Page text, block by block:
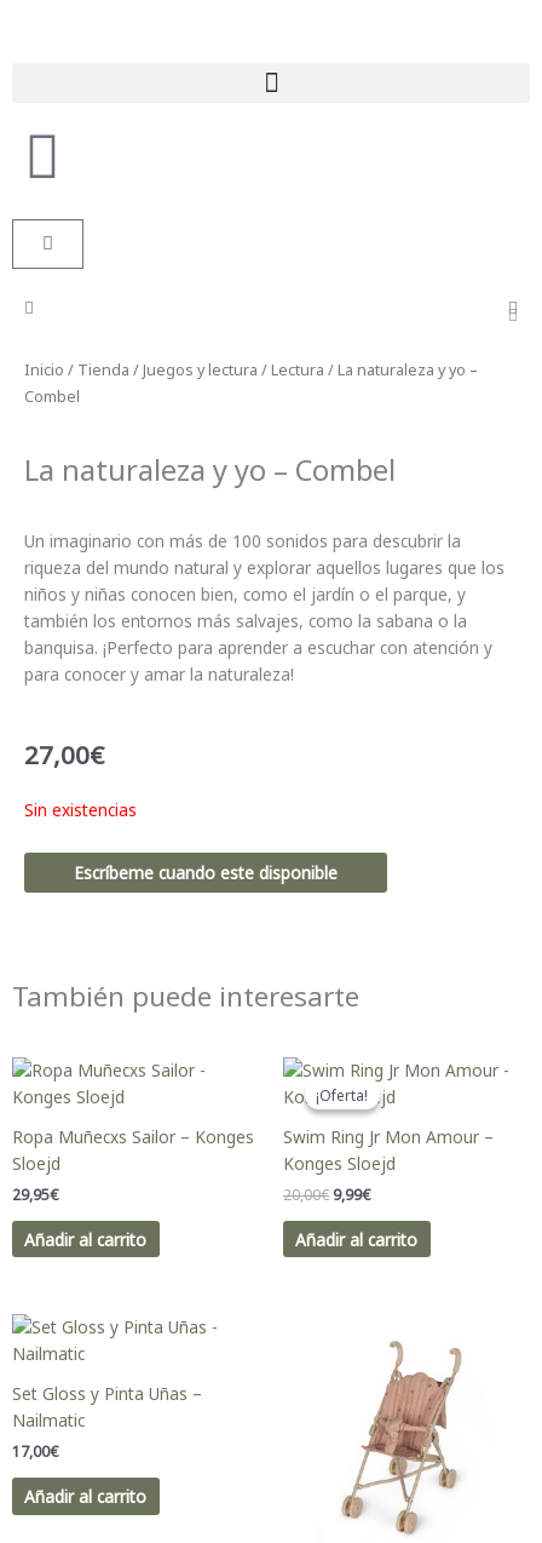
Carrito
Inicio / Tienda / Juegos y lectura / Lectura / La naturaleza y yo –
Combel
La naturaleza y yo – Combel
Un imaginario con más de 100 sonidos para descubrir la
riqueza del mundo natural y explorar aquellos lugares que los
niños y niñas conocen bien, como el jardín o el parque, y
también los entornos más salvajes, como la sabana o la
banquisa. ¡Perfecto para aprender a escuchar con atención y
para conocer y amar la naturaleza!
27,00€
Sin existencias
Escríbeme cuando este disponible
También puede interesarte
Ropa Muñecxs Sailor – Konges
Sloejd
29,95€
Añadir al carrito
¡Oferta!
¡Oferta!
Swim Ring Jr Mon Amour –
Konges Sloejd
20,00€
El
precio
original
20,00€.
9,99€
El
precio
actual
9,99€.
Añadir al carrito
Set Gloss y Pinta Uñas –
Nailmatic
17,00€
Añadir al carrito